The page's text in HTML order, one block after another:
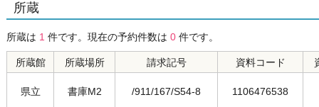
所蔵
所蔵は 1 件です。現在の予約件数は 0 件です。
所蔵館 所蔵場所 請求記号 資料コード
県立 書庫M2 /911/167/S54-8 1106476538